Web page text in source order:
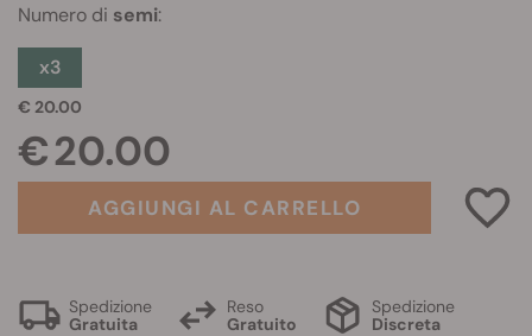
Numero di semi:
x3
€ 20.00
€ 20.00
AGGIUNGI AL CARRELLO
Spedizione
Gratuita
Reso
Gratuito
Spedizione
Discreta